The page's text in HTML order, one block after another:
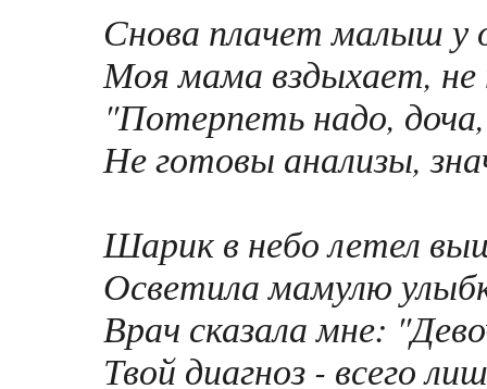
Снова плачет малыш у
Моя мама вздыхает, не
"Потерпеть надо,
Не готовы анализы,
Шарик в небо летел
Осветила мамулю
Врач сказала мне:
Твой диагноз - всего